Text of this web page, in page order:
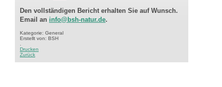
Den vollständigen Bericht erhalten Sie auf Wunsch.
Email an info@bsh-natur.de.
Kategorie: General
Erstellt von: BSH
Drucken
Zurück